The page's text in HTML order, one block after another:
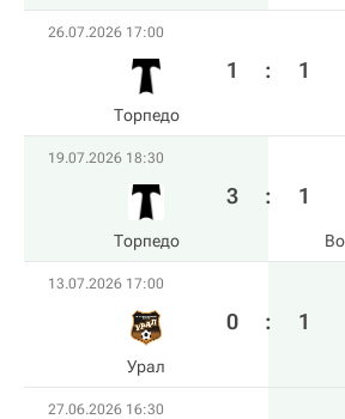
26.07.2026 17:00
Торпедо
1 : 1
19.07.2026 18:30
Торпедо
3 : 1
13.07.2026 17:00
Урал
0 : 1
27.06.2026 16:30